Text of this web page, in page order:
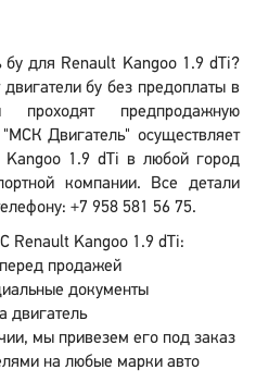
бу для Renault Kangoo 1.9 dTi?
бу без предоплаты в
предпродажную
"МСК Двигатель" осуществляет
Kangoo 1.9 dTi в любой город
компании. Все детали
+7 958 581 56 75.
Renault Kangoo 1.9 dTi:
продажей
документы
двигатель
мы привезем его под заказ
на любые марки авто